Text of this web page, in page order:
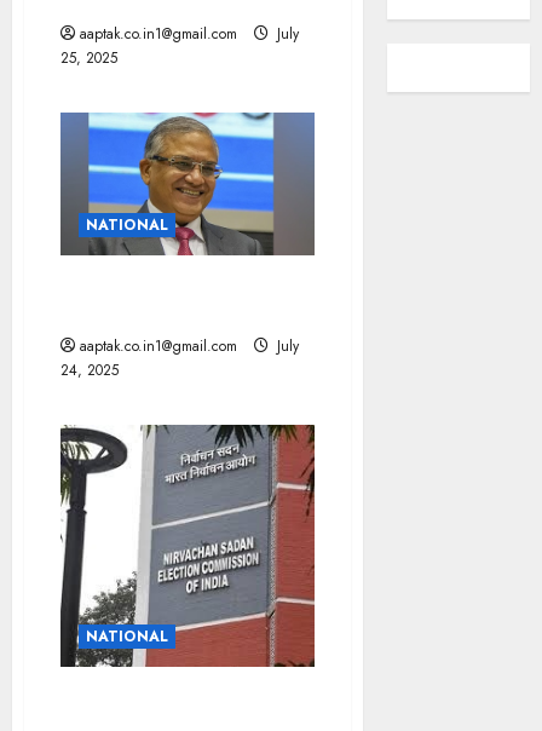
aaptak.co.in1@gmail.com
July
25, 2025
NATIONAL
aaptak.co.in1@gmail.com
July
24, 2025
NATIONAL